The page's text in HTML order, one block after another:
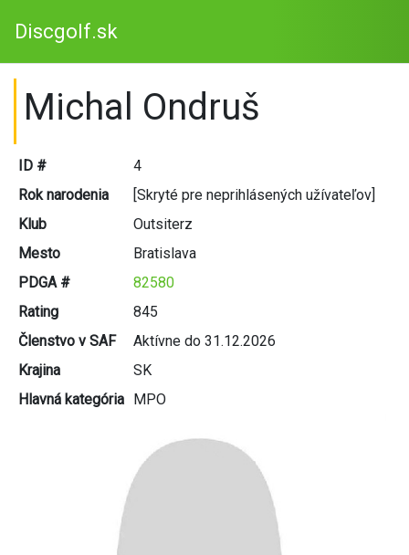
Discgolf.sk
Michal Ondruš
ID #
4
Rok narodenia
[Skryté pre neprihlásených užívateľov]
Klub
Outsiterz
Mesto
Bratislava
PDGA #
82580
Rating
845
Členstvo v SAF
Aktívne do 31.12.2026
Krajina
SK
Hlavná kategória MPO